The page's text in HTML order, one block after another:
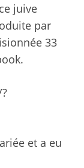
juive
par
33
et a eu